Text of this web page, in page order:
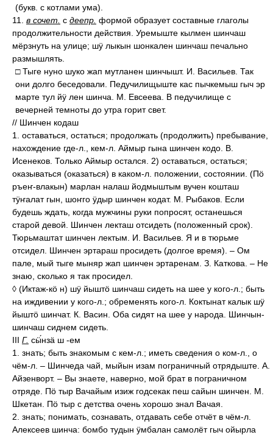
(букв. с котлами ума).
11. в сочет. с деепр. формой образует составные глаголы
продолжительности действия. Уремыште кылмен шинчаш
мёрзнуть на улице; шӱ лыкын шонкален шинчаш печально
размышлять.
□ Тыге нуно шуко жап мутланен шинчышт. И. Васильев. Так
они долго беседовали. Педучилищыште кас пычкемыш гыч эр
марте тул йӱ лен шинча. М. Евсеева. В педучилище с
вечерней темноты до утра горит свет.
// Шинчен кодаш
1. оставаться, остаться; продолжать (продолжить) пребывание,
нахождение где-л., кем-л. Аймыр гына шинчен кодо. В.
Исенеков. Только Аймыр остался. 2) оставаться, остаться;
оказываться (оказаться) в каком-л. положении, состоянии. (Пӧ
ръеҥ-влакын) марлан налаш йодмыштым вучен кошташ
тӱҥалат гын, шоҥго ӱдыр шинчен кодат. М. Рыбаков. Если
будешь ждать, когда мужчины руки попросят, останешься
старой девой. Шинчен лекташ отсидеть (положенный срок).
Тюрьмаштат шинчен лектым. И. Васильев. Я и в тюрьме
отсидел. Шинчен эртараш просидеть (долгое время). – Ом
пале, мый тыге мыняр жап шинчен эртаренам. З. Каткова. – Не
знаю, сколько я так просидел.
◊ (Иктаж-кӧ н) шӱ йыштӧ шинчаш сидеть на шее у кого-л.; быть
на иждивении у кого-л.; обременять кого-л. Коктынат калык шӱ
йыштӧ шинчат. К. Васин. Оба сидят на шее у народа. Шинчын-
шинчаш сиднем сидеть.
III Г. сӹ́нзӓ ш -ем
1. знать; быть знакомым с кем-л.; иметь сведения о ком-л., о
чём-л. – Шинчеда чай, мыйын изам пограничный отрядыште. А.
Айзенворт. – Вы знаете, наверно, мой брат в пограничном
отряде. Пӧ тыр Вачайым изиж годсекак пеш сайын шинчен. М.
Шкетан. Пӧ тыр с детства очень хорошо знал Вачая.
2. знать; понимать, сознавать, отдавать себе отчёт в чём-л.
Алексеев шинча: бомбо тудын ӱмбалан самолёт гыч ойырла